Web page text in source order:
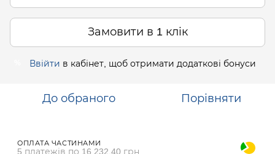
Замовити в 1 клік
Ввійти в кабінет, щоб отримати додаткові бонуси
До обраного Порівняти
ОПЛАТА ЧАСТИНАМИ
5 платежів по 16 232.40 грн